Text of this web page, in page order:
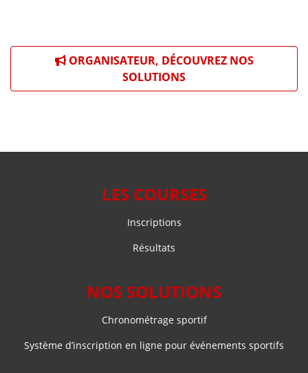
ORGANISATEUR, DÉCOUVREZ NOS
SOLUTIONS
LES COURSES
Inscriptions
Résultats
NOS SOLUTIONS
Chronométrage sportif
Système d’inscription en ligne pour événements sportifs